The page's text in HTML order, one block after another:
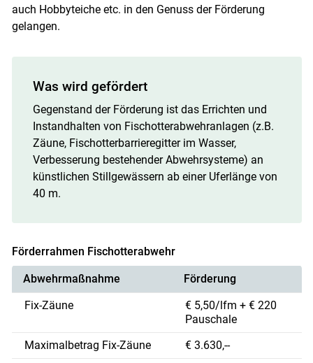
auch Hobbyteiche etc. in den Genuss der Förderung
gelangen.
Was wird gefördert
Gegenstand der Förderung ist das Errichten und
Instandhalten von Fischotterabwehranlagen (z.B.
Zäune, Fischotterbarrieregitter im Wasser,
Verbesserung bestehender Abwehrsysteme) an
künstlichen Stillgewässern ab einer Uferlänge von
40 m.
Förderrahmen Fischotterabwehr
Abwehrmaßnahme
Förderung
Fix-Zäune
€ 5,50/lfm + € 220
Pauschale
Maximalbetrag Fix-Zäune
€ 3.630,--